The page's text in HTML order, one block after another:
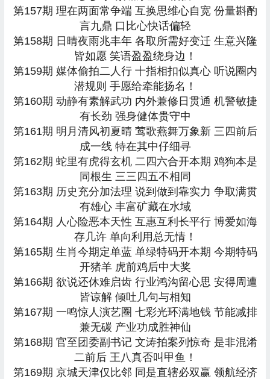
第157期 理在两面常争端 互换思维心自宽 份量斟酌
言九鼎 口比心快话偏轻
第158期 日晴夜雨兆丰年 各取所需好变迁 生意兴隆
皆如愿 笑语盈盈绕身边！
第159期 媒体偷拍二人行 十指相扣似真心 听说圈内
潜规则 手愿给牵能扬名！
第160期 动静有素解武功 内外兼修日贯通 机警敏捷
有长劲 强身健体贵守中
第161期 明月清风初夏晴 莺歌燕舞万象新 三四前后
成一线 特在其中仔细寻
第162期 蛇里有虎得玄机 二四六合开本期 鸡狗本是
同根生 三三四五不相同
第163期 历史充分加法理 说到做到靠实力 争取满贯
有雄心 丰富矿藏在水域
第164期 人心险恶本天性 互惠互利长平行 博爱如海
存几许 单向利用总无情！
第165期 生肖今期定单蓝 单绿特码开本期 今期特码
开猪羊 虎前鸡后中大奖
第166期 欲说还休难启齿 行业鸿沟留心思 安得周遭
皆谅解 倾吐几句与相知
第167期 一鸣惊人演艺圈 七彩光环满地钱 节能减排
兼无碳 产业功成胜神仙
第168期 官至团委副书记 文涛拍案列惊奇 是非混淆
二前后 王八真否叫甲鱼！
第169期 京城天津仅比邻 同是直辖必双赢 领航经济